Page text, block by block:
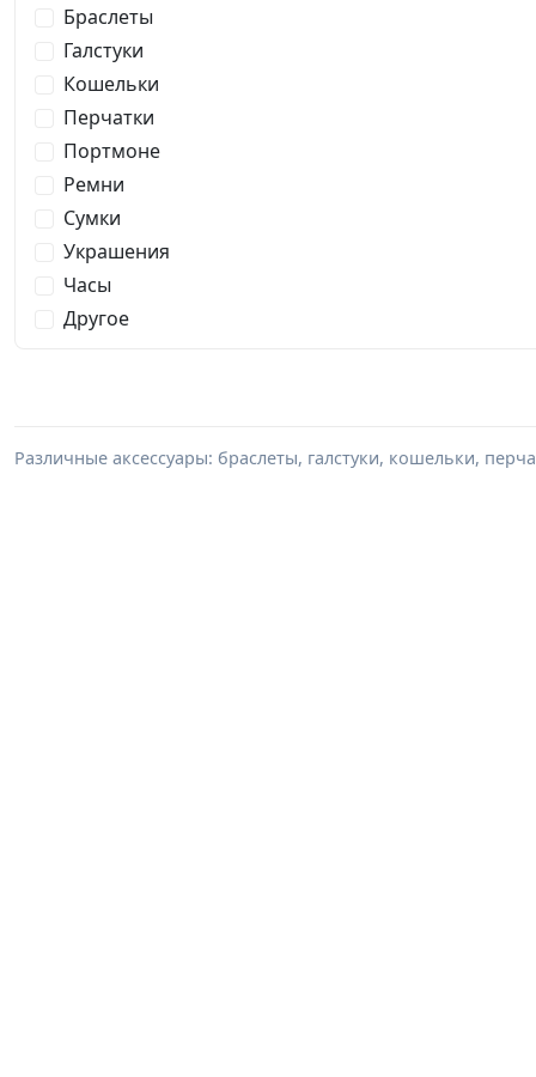
Браслеты
Галстуки
Кошельки
Перчатки
Портмоне
Ремни
Сумки
Украшения
Часы
Другое
Различные аксессуары: браслеты, галстуки, кошельки,